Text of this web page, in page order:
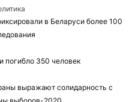
в Беларуси более 100
погибло 350 человек
выражают солидарность с